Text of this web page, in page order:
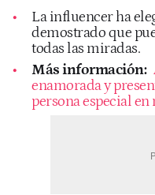
La influencer ha
demostrado que
todas las miradas.
Más información:
enamorada y
persona especial en